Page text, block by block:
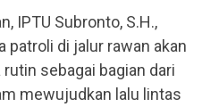
IPTU Subronto, S.H.,
patroli di jalur rawan akan
sebagai bagian dari
mewujudkan lalu lintas